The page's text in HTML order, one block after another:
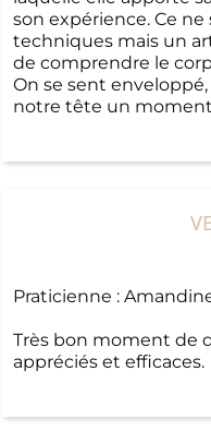
son expérience. Ce
techniques mais un
de comprendre le
On se sent
notre tête un
Praticienne :
Très bon moment de
appréciés et efficaces.